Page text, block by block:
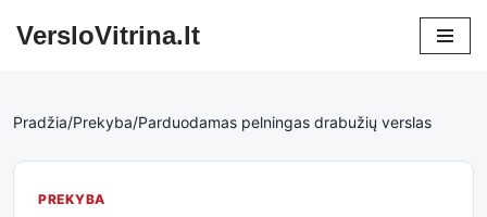
VersloVitrina.lt
Pradžia/Prekyba/Parduodamas pelningas drabužių verslas
PREKYBA